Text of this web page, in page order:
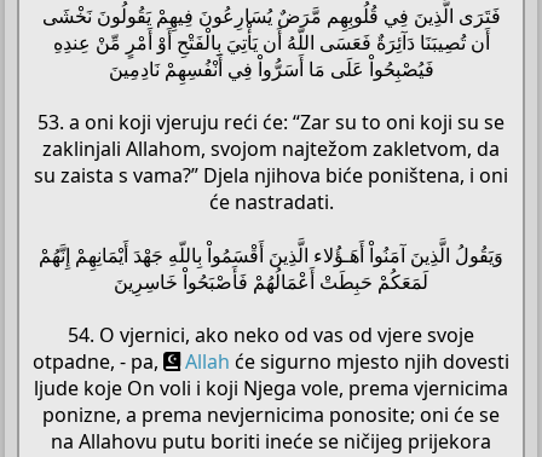
فَتَرَى الَّذِينَ فِي قُلُوبِهِم مَّرَضٌ يُسَارِعُونَ فِيهِمْ يَقُولُونَ نَخْشَى
أَن تُصِيبَنَا دَآئِرَةٌ فَعَسَى اللّهُ أَن يَأْتِيَ بِالْفَتْحِ أَوْ أَمْرٍ مِّنْ عِندِهِ
فَيُصْبِحُواْ عَلَى مَا أَسَرُّواْ فِي أَنْفُسِهِمْ نَادِمِينَ
53. a oni koji vjeruju reći će: “Zar su to oni koji su se
zaklinjali Allahom, svojom najtežom zakletvom, da
su zaista s vama?” Djela njihova biće poništena, i oni
će nastradati.
وَيَقُولُ الَّذِينَ آمَنُواْ أَهَـؤُلاء الَّذِينَ أَقْسَمُواْ بِاللّهِ جَهْدَ أَيْمَانِهِمْ إِنَّهُمْ
لَمَعَكُمْ حَبِطَتْ أَعْمَالُهُمْ فَأَصْبَحُواْ خَاسِرِينَ
54. O vjernici, ako neko od vas od vjere svoje
otpadne, - pa,
Allah će sigurno mjesto njih dovesti
ljude koje On voli i koji Njega vole, prema vjernicima
ponizne, a prema nevjernicima ponosite; oni će se
na Allahovu putu boriti ineće se ničijeg prijekora